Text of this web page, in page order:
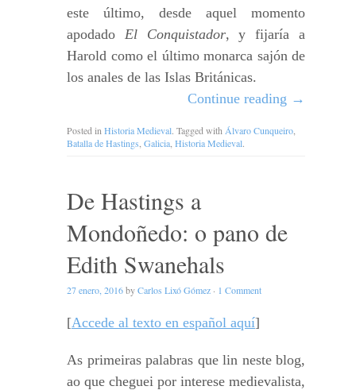
este último, desde aquel momento
apodado El Conquistador, y fijaría a
Harold como el último monarca sajón de
los anales de las Islas Británicas.
Continue reading →
Posted in Historia Medieval. Tagged with Álvaro Cunqueiro
Batalla de Hastings Galicia Historia Medieval.
De Hastings a
Mondoñedo: o pano de
Edith Swanehals
27 enero, 2016byCarlos Lixó Gómez · 1 Comment
[Accede al texto en español aquí]
As primeiras palabras que lin neste blog,
ao que cheguei por interese medievalista,